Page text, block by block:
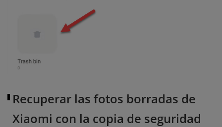
Recuperar las fotos borradas de
Xiaomi con la copia de seguridad